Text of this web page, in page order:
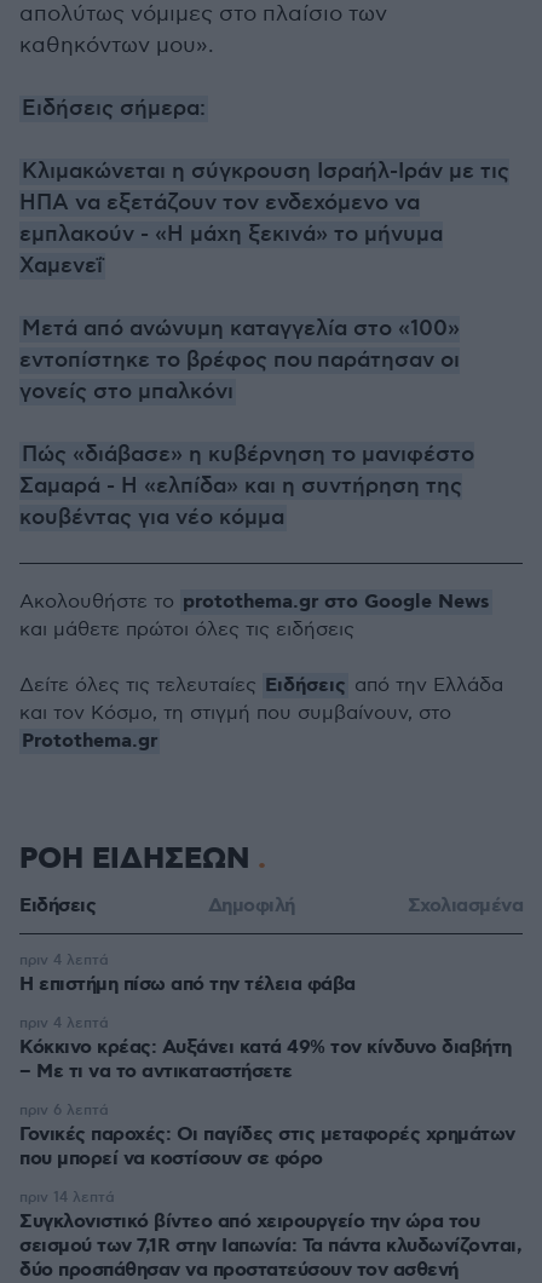
απολύτως νόμιμες στο πλαίσιο των
καθηκόντων μου».
Ειδήσεις σήμερα:
Κλιμακώνεται η σύγκρουση Ισραήλ-Ιράν με τις
ΗΠΑ να εξετάζουν τον ενδεχόμενο να
εμπλακούν - «Η μάχη ξεκινά» το μήνυμα
Χαμενεΐ
Μετά από ανώνυμη καταγγελία στο «100»
εντοπίστηκε το βρέφος που παράτησαν οι
γονείς στο μπαλκόνι
Πώς «διάβασε» η κυβέρνηση το μανιφέστο
Σαμαρά - Η «ελπίδα» και η συντήρηση της
κουβέντας για νέο κόμμα
Ακολουθήστε το protothema.gr στο Google News
και μάθετε πρώτοι όλες τις ειδήσεις
Δείτε όλες τις τελευταίες Ειδήσεις από την Ελλάδα
και τον Κόσμο, τη στιγμή που συμβαίνουν, στο
Protothema.gr
ΡΟΗ ΕΙΔΗΣΕΩΝ
Ειδήσεις Δημοφιλή Σχολιασμένα
Η επιστήμη πίσω από την τέλεια φάβα
πριν 4 λεπτά
Κόκκινο κρέας: Αυξάνει κατά 49% τον κίνδυνο διαβήτη
– Με τι να το αντικαταστήσετε
πριν 4 λεπτά
Γονικές παροχές: Οι παγίδες στις μεταφορές χρημάτων
που μπορεί να κοστίσουν σε φόρο
πριν 6 λεπτά
Συγκλονιστικό βίντεο από χειρουργείο την ώρα του
σεισμού των 7,1R στην Ιαπωνία: Τα πάντα κλυδωνίζονται,
δύο προσπάθησαν να προστατεύσουν τον ασθενή
πριν 14 λεπτά